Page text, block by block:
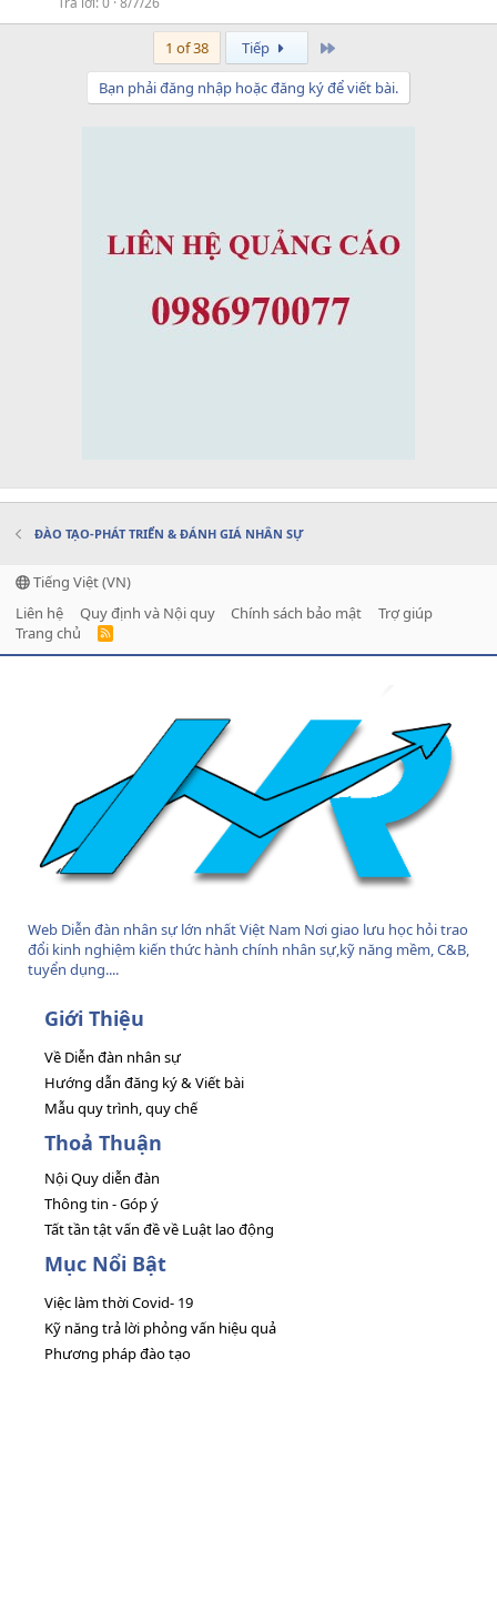
1 of 38 Tiếp
Bạn phải đăng nhập hoặc đăng ký để viết bài.
ĐÀO TẠO-PHÁT TRIỂN & ĐÁNH GIÁ NHÂN SỰ
Tiếng Việt (VN)
Liên hệ
Quy định và Nội quy Chính sách bảo mật
Trợ giúp
Trang chủ
R
Web Diễn đàn nhân sự lớn nhất Việt Nam Nơi giao lưu học hỏi trao
đổi kinh nghiệm kiến thức hành chính nhân sự,kỹ năng mềm, C&B,
tuyển dụng....
Giới Thiệu
Về Diễn đàn nhân sự
Hướng dẫn đăng ký & Viết bài
Mẫu quy trình, quy chế
Thoả Thuận
Nội Quy diễn đàn
Thông tin - Góp ý
Tất tần tật vấn đề về Luật lao động
Mục Nổi Bật
Việc làm thời Covid- 19
Kỹ năng trả lời phỏng vấn hiệu quả
Phương pháp đào tạo